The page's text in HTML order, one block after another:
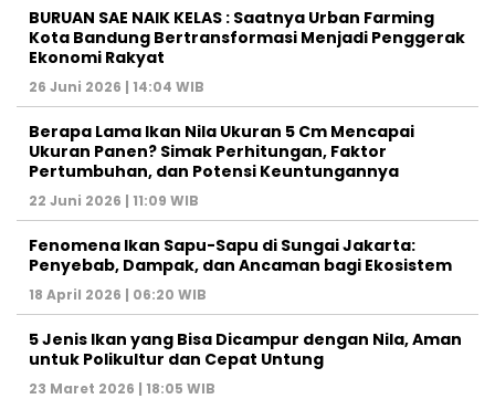
BURUAN SAE NAIK KELAS : Saatnya Urban Farming
Kota Bandung Bertransformasi Menjadi Penggerak
Ekonomi Rakyat
26 Juni 2026 | 14:04 WIB
Berapa Lama Ikan Nila Ukuran 5 Cm Mencapai
Ukuran Panen? Simak Perhitungan, Faktor
Pertumbuhan, dan Potensi Keuntungannya
22 Juni 2026 | 11:09 WIB
Fenomena Ikan Sapu-Sapu di Sungai Jakarta:
Penyebab, Dampak, dan Ancaman bagi Ekosistem
18 April 2026 | 06:20 WIB
5 Jenis Ikan yang Bisa Dicampur dengan Nila, Aman
untuk Polikultur dan Cepat Untung
23 Maret 2026 | 18:05 WIB